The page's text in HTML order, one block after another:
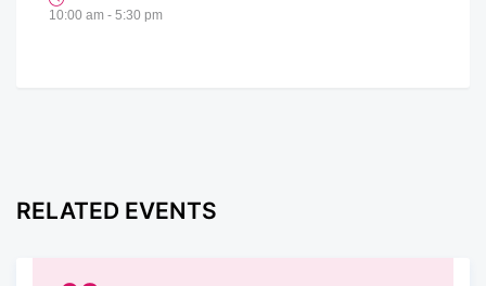
10:00 am - 5:30 pm
RELATED EVENTS